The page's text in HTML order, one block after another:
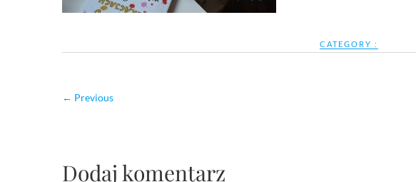
CATEGORY :
← Previous
Dodaj komentarz